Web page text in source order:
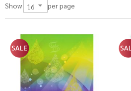
Show per page